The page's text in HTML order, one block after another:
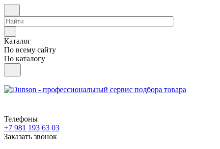
Каталог
По всему сайту
По каталогу
Телефоны
+7 981 193 63 03
Заказать звонок